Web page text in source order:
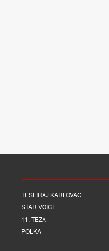
TESLIRAJ KARLOVAC
STAR VOICE
11. TEZA
POLKA